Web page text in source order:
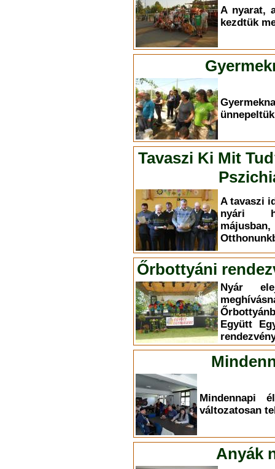
A nyarat,
kezdtük
Tavaszi Ki Mit
A tavaszi
nyári
Őrbottyáni
Nyár
Együtt
Mindennapi
változatosan
Anyák